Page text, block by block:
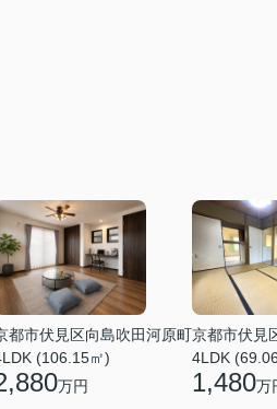
都市伏見区向島吹田河原町
(106.15㎡)
万円
京都市伏見
4LDK
1,480万